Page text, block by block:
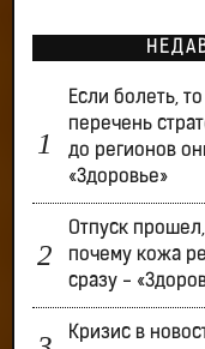
Если болеть,
перечень
до регионов
«Здоровье»
Отпуск
почему кожа
сразу -
Кризис в